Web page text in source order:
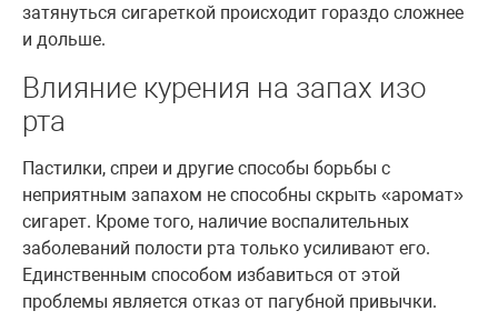
затянуться сигареткой происходит гораздо сложнее
и дольше.
Влияние курения на запах изо
рта
Пастилки, спреи и другие способы борьбы с
неприятным запахом не способны скрыть «аромат»
сигарет. Кроме того, наличие воспалительных
заболеваний полости рта только усиливают его.
Единственным способом избавиться от этой
проблемы является отказ от пагубной привычки.